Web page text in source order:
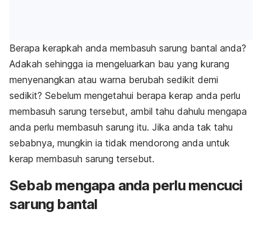
Berapa kerapkah anda membasuh sarung bantal anda?
Adakah sehingga ia mengeluarkan bau yang kurang
menyenangkan atau warna berubah sedikit demi
sedikit? Sebelum mengetahui berapa kerap anda perlu
membasuh sarung tersebut, ambil tahu dahulu mengapa
anda perlu membasuh sarung itu. Jika anda tak tahu
sebabnya, mungkin ia tidak mendorong anda untuk
kerap membasuh sarung tersebut.
Sebab mengapa anda perlu mencuci
sarung bantal